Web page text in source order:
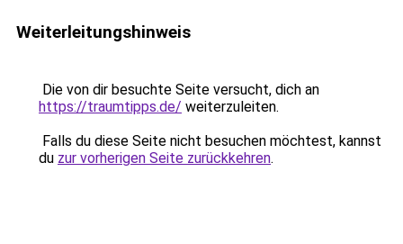
Weiterleitungshinweis
Die von dir besuchte Seite versucht, dich an
https://traumtipps.de/ weiterzuleiten.
Falls du diese Seite nicht besuchen möchtest, kannst
du zur vorherigen Seite zurückkehren.